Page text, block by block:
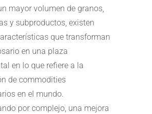
mayor volumen de granos,
y subproductos, existen
que transforman
en una plaza
en lo que refiere a la
de commodities
en el mundo.
por complejo, una mejora